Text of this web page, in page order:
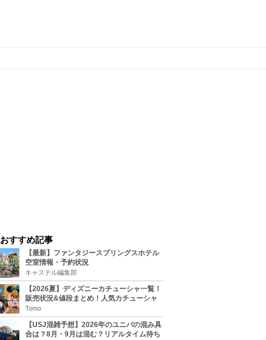
おすすめ記事
【最新】ファンタジースプリングスホテル
空室情報・予約状況
キャステル編集部
【2026夏】ディズニーカチューシャ一覧！
販売状況&値段まとめ！人気カチューシャ
をチェック
Tomo
【USJ混雑予想】2026年のユニバの混み具
合は？8月・9月は混む？リアルタイム待ち